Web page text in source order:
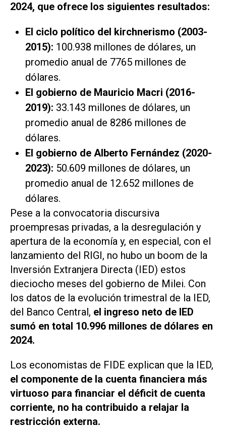
2024, que ofrece los siguientes resultados:
El ciclo político del kirchnerismo (2003-
2015): 100.938 millones de dólares, un
promedio anual de 7765 millones de
dólares.
El gobierno de Mauricio Macri (2016-
2019): 33.143 millones de dólares, un
promedio anual de 8286 millones de
dólares.
El gobierno de Alberto Fernández (2020-
2023): 50.609 millones de dólares, un
promedio anual de 12.652 millones de
dólares.
Pese a la convocatoria discursiva
proempresas privadas, a la desregulación y
apertura de la economía y, en especial, con el
lanzamiento del RIGI, no hubo un boom de la
Inversión Extranjera Directa (IED) estos
dieciocho meses del gobierno de Milei. Con
los datos de la evolución trimestral de la IED,
del Banco Central, el ingreso neto de IED
sumó en total 10.996 millones de dólares en
2024.
Los economistas de FIDE explican que la IED,
el componente de la cuenta financiera más
virtuoso para financiar el déficit de cuenta
corriente, no ha contribuido a relajar la
restricción externa.